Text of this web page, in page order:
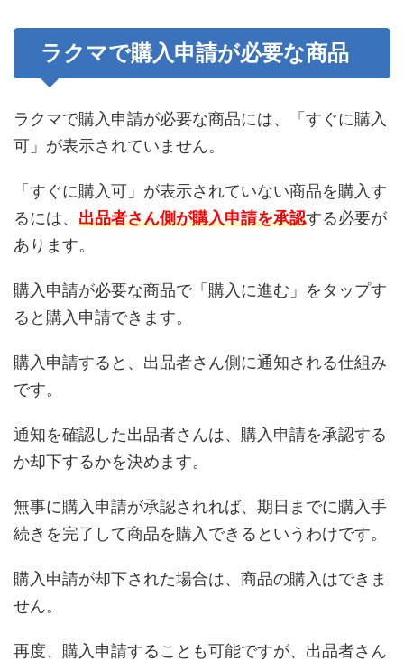
ラクマで購入申請が必要な商品
ラクマで購入申請が必要な商品には、「すぐに購入
可」が表示されていません。
「すぐに購入可」が表示されていない商品を購入す
るには、 出品者さん側が購入申請を承認する必要が
あります。
購入申請が必要な商品で「購入に進む」をタップす
ると購入申請できます。
購入申請すると、出品者さん側に通知される仕組み
です。
通知を確認した出品者さんは、購入申請を承認する
か却下するかを決めます。
無事に購入申請が承認されれば、期日までに購入手
続きを完了して商品を購入できるというわけです。
購入申請が却下された場合は、商品の購入はできま
せん。
再度、購入申請することも可能ですが、出品者さん